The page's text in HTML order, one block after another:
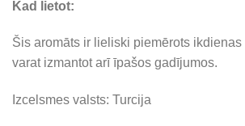
Kad lietot:
Šis aromāts ir lieliski piemērots ikdienas
varat izmantot arī īpašos gadījumos.
Izcelsmes valsts: Turcija